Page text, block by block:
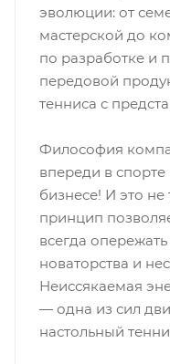
эволюции: от
мастерской до
по разработке и
передовой
тенниса с
Философия
впереди в
бизнесе! И это
принцип
всегда
новаторства и
Неиссякаемая
— одна из сил
настольный